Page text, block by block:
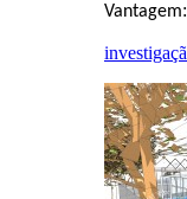
Vantagem: